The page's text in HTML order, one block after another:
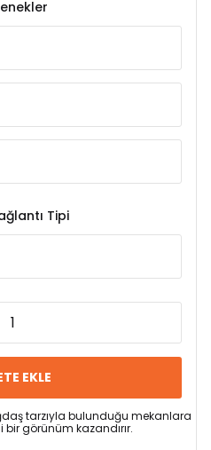
Tipi
EKLE
tarzıyla bulunduğu mekanlara
görünüm kazandırır.